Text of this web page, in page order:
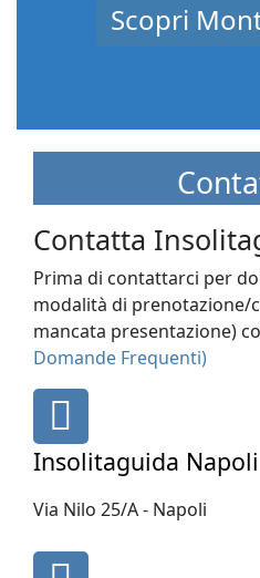
Scopri
Contatta
Prima di contattarci per
modalità di prenotazione/
mancata presentazione)
Domande Frequenti)
fas
map-
marker
Insolitaguida Napoli
Via Nilo 25/A - Napoli
fa